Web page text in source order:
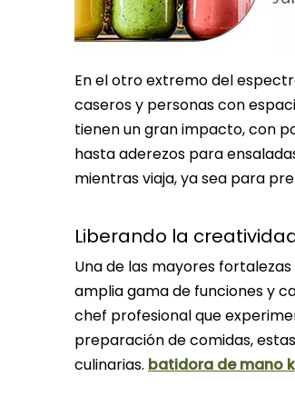
En el otro extremo del
caseros y personas con
tienen un gran impacto, con
hasta aderezos para
mientras viaja, ya sea para
Liberando la
Una de las mayores
amplia gama de funciones y
chef profesional que
preparación de comidas,
culinarias. batidora de mano